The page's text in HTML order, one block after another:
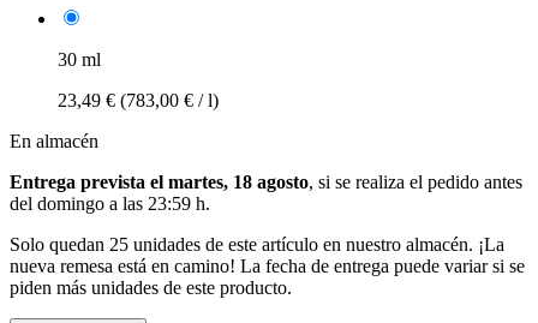
30 ml
23,49 € (783,00 € / l)
En almacén
Entrega prevista el martes, 18 agosto, si se realiza el pedido antes
del domingo a las 23:59 h.
Solo quedan 25 unidades de este artículo en nuestro almacén. ¡La
nueva remesa está en camino! La fecha de entrega puede variar si se
piden más unidades de este producto.